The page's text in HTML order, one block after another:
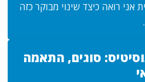
אני רואה כיצד שינוי מבוקר כזה
סוגים, התאמה